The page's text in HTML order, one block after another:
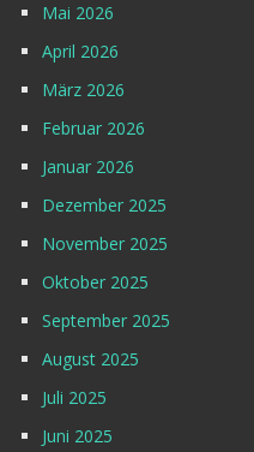
Mai 2026
April 2026
März 2026
Februar 2026
Januar 2026
Dezember 2025
November 2025
Oktober 2025
September 2025
August 2025
Juli 2025
Juni 2025